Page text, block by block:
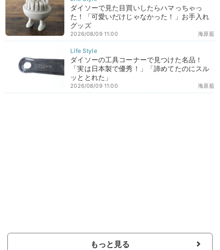
ダイソーで見た目買いしたらハマっちゃっ
た！「可愛いだけじゃなかった！」お手入れ
グッズ
海原藍
2026/08/09 11:00
ダイソーの工具コーナーで見つけた名品！
「実は日本製で優秀！」「諦めてたのにスル
ッととれた」
海原藍
2026/08/09 11:00
もっと見る